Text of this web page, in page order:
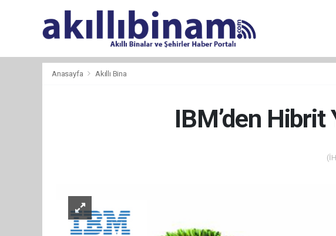
Anasayfa Akıllı Bina
IBM’den